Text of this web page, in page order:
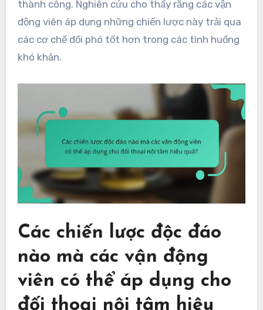
thành công. Nghiên cứu cho thấy rằng các vận
động viên áp dụng những chiến lược này trải qua
các cơ chế đối phó tốt hơn trong các tình huống
khó khăn.
Các chiến lược độc đáo
nào mà các vận động
viên có thể áp dụng cho
đối thoại nội tâm hiệu